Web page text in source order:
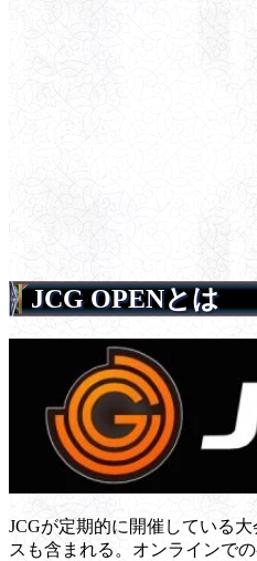
JCG OPENとは
JCGが定期的に開催している
スも含まれる。オンラインで